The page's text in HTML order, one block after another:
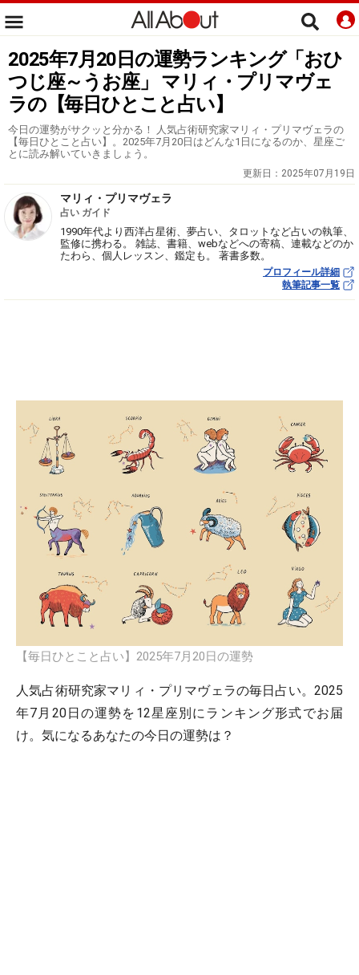
2025年7月20日の運勢ランキング「おひ
つじ座～うお座」 マリィ・プリマヴェ
ラの【毎日ひとこと占い】
今日の運勢がサクッと分かる！ 人気占術研究家マリィ・プリマヴェラの
【毎日ひとこと占い】。2025年7月20日はどんな1日になるのか、星座ご
とに読み解いていきましょう。
更新日： 2025年07月19日
マリィ・プリマヴェラ
占い ガイド
1990年代より西洋占星術、夢占い、タロットなど占いの執筆、
監修に携わる。 雑誌、書籍、webなどへの寄稿、連載などのか
たわら、個人レッスン、鑑定も。 著書多数。
プロフィール詳細
執筆記事一覧
【毎日ひとこと占い】2025年7月20日の運勢
人気占術研究家マリィ・プリマヴェラの毎日占い。2025
年7月20日の運勢を12星座別にランキング形式でお届
け。気になるあなたの今日の運勢は？